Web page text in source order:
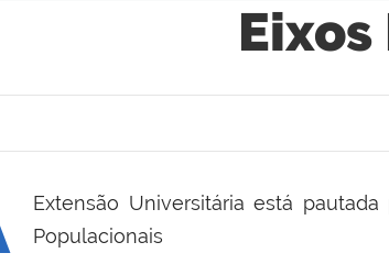
Extensão Universitária está
Populacionais